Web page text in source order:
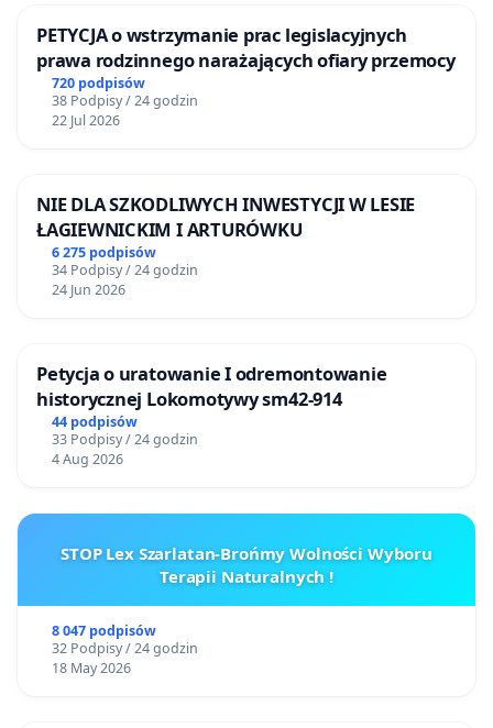
PETYCJA o wstrzymanie prac legislacyjnych
prawa rodzinnego narażających ofiary przemocy
720 podpisów
38 Podpisy / 24 godzin
22 Jul 2026
NIE DLA SZKODLIWYCH INWESTYCJI W LESIE
ŁAGIEWNICKIM I ARTURÓWKU
6 275 podpisów
34 Podpisy / 24 godzin
24 Jun 2026
Petycja o uratowanie I odremontowanie
historycznej Lokomotywy sm42-914
44 podpisów
33 Podpisy / 24 godzin
4 Aug 2026
STOP Lex Szarlatan-Brońmy Wolności Wyboru
Terapii Naturalnych !
8 047 podpisów
32 Podpisy / 24 godzin
18 May 2026